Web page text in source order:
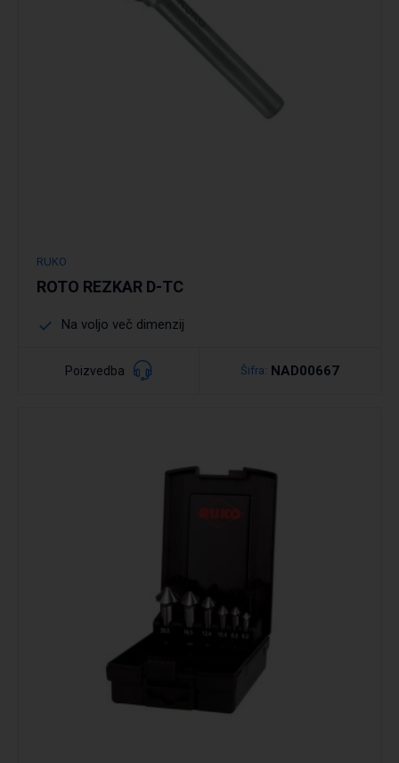
RUKO
ROTO REZKAR D-TC
Na voljo več dimenzij
Poizvedba Šifra: NAD00667